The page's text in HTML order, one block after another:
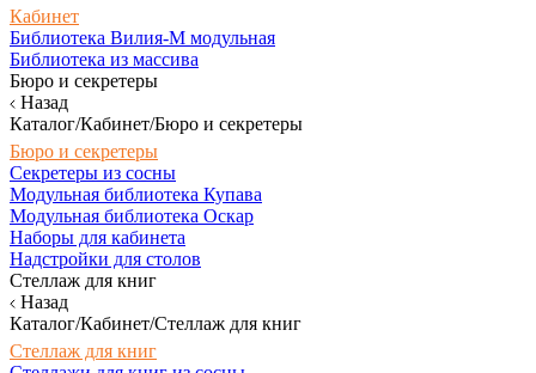
Кабинет
Библиотека Вилия-М модульная
Библиотека из массива
Бюро и секретеры
Назад
Каталог/Кабинет/Бюро и секретеры
Бюро и секретеры
Секретеры из сосны
Модульная библиотека Купава
Модульная библиотека Оскар
Наборы для кабинета
Надстройки для столов
Стеллаж для книг
Назад
Каталог/Кабинет/Стеллаж для книг
Стеллаж для книг